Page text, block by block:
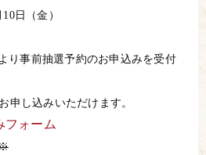
日（金）
り事前抽選予約のお申込みを受付
申し込みいただけます。
フォーム
※